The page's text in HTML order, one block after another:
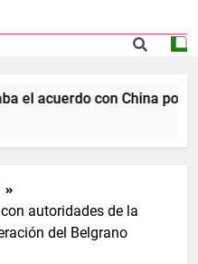
el acuerdo con China por
autoridades de la
del Belgrano